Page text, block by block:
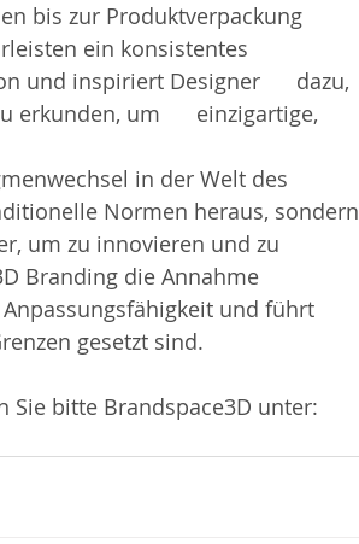
bis zur Produktverpackung
ein konsistentes
und inspiriert Designer      dazu,
erkunden, um      einzigartige,
in der Welt des
Normen heraus, sondern
um zu innovieren und zu
Branding die Annahme
und führt
gesetzt sind.
Sie bitte Brandspace3D unter: